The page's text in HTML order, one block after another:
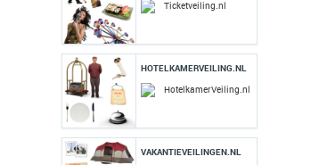
Ticketveiling.nl
HOTELKAMERVEILING.NL
HotelkamerVeiling.nl
VAKANTIEVEILINGEN.NL